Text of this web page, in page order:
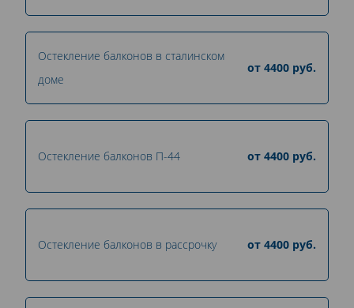
Остекление балконов в сталинском
доме
от 4400 руб.
Остекление балконов П-44 от 4400 руб.
Остекление балконов в рассрочку от 4400 руб.